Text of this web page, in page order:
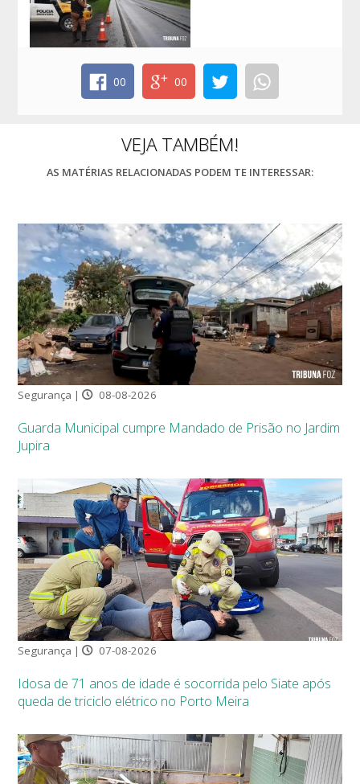
00 00
VEJA TAMBÉM!
AS MATÉRIAS RELACIONADAS PODEM TE INTERESSAR:
Segurança | 08-08-2026
Guarda Municipal cumpre Mandado de Prisão no Jardim
Jupira
Segurança | 07-08-2026
Idosa de 71 anos de idade é socorrida pelo Siate após
queda de triciclo elétrico no Porto Meira